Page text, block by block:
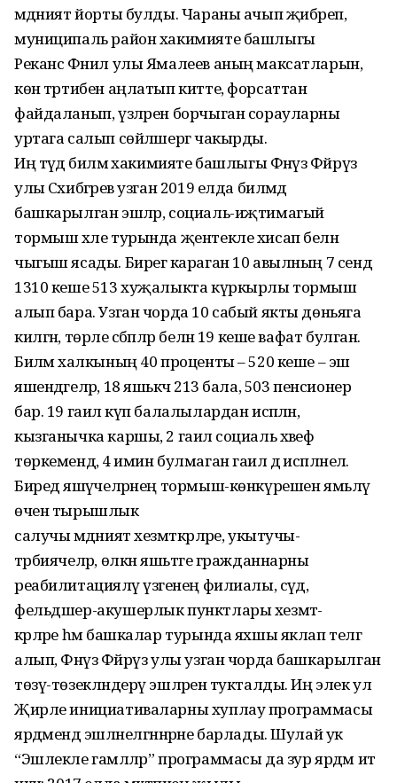
мәдәният йорты булды. Чараны ачып җибәреп,
муниципаль район хакимияте башлыгы
Реканс Фәнил улы Ямалеев аның максатларын,
көн тәртибен аңлатып китте, форсаттан
файдаланып, үзләрен борчыган сорауларны
уртага салып сөйләшергә чакырды.
Иң тәүдә биләмә хакимияте башлыгы Фәнүз Фәйрүз
улы Сәхибгәрәев узган 2019 елда биләмәдә
башкарылган эшләр, социаль-иҗтимагый
тормыш хәле турында җентекле хисап белән
чыгыш ясады. Бирегә караган 10 авылның 7 сендә
1310 кеше 513 хуҗалыкта күркырлы тормыш
алып бара. Узган чорда 10 сабый якты дөньяга
килгән, төрле сәбәпләр белән 19 кеше вафат булган.
Биләмә халкының 40 проценты – 520 кеше – эш
яшендәгеләр, 18 яшькәчә 213 бала, 503 пенсионер
бар. 19 гаилә күп балалылардан исәпләнә,
кызганычка каршы, 2 гаилә социаль хәвеф
төркемендә, 4 имин булмаган гаилә дә исәпләнелә.
Биредә яшәүчеләрнең тормыш-көнкүрешен ямьләү
өчен тырышлык
салучы мәдәният хезмәткәрләре, укытучы-
тәрбиячеләр, өлкән яшьтәге гражданнарны
реабилитацияләү үзәгенең филиалы, сәүдә,
фельдшер-акушерлык пунктлары хезмәт-
кәрләре һәм башкалар турында яхшы яклап телгә
алып, Фәнүз Фәйрүз улы узган чорда башкарылган
төзү-төзекләндерү эшләренә тукталды. Иң элек ул
Җирле инициативаларны хуплау программасы
ярдәмендә эшләнелгәннәрне барлады. Шулай ук
“Эшлекле гамәлләр” программасы да зур ярдәм итә